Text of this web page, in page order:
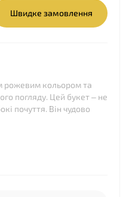
Швидке замовлення
рожевим кольором та
погляду. Цей букет – не
почуття. Він чудово